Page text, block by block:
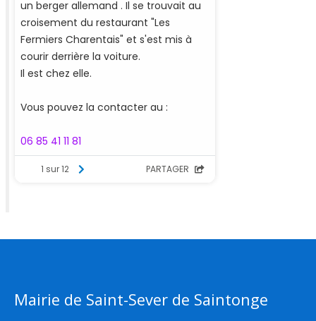
Mairie de Saint-Sever de Saintonge